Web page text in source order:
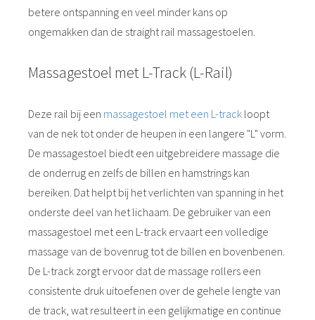
betere ontspanning en veel minder kans op
ongemakken dan de straight rail massagestoelen.
Massagestoel met L-Track (L-Rail)
Deze rail bij een massagestoel met een L-track loopt
van de nek tot onder de heupen in een langere "L" vorm.
De massagestoel biedt een uitgebreidere massage die
de onderrug en zelfs de billen en hamstrings kan
bereiken. Dat helpt bij het verlichten van spanning in het
onderste deel van het lichaam. De gebruiker van een
massagestoel met een L-track ervaart een volledige
massage van de bovenrug tot de billen en bovenbenen.
De L-track zorgt ervoor dat de massage rollers een
consistente druk uitoefenen over de gehele lengte van
de track, wat resulteert in een gelijkmatige en continue